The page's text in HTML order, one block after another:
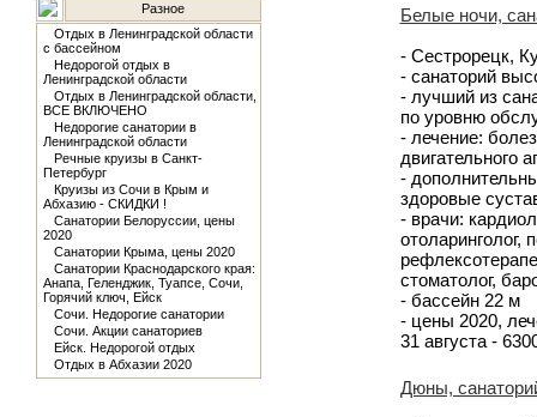
Разное
Отдых в Ленинградской области
с бассейном
Недорогой отдых в
Ленинградской области
Отдых в Ленинградской области,
ВСЕ ВКЛЮЧЕНО
Недорогие санатории в
Ленинградской области
Речные круизы в Санкт-
Петербург
Круизы из Сочи в Крым и
Абхазию - СКИДКИ !
Санатории Белоруссии, цены
2020
Санатории Крыма, цены 2020
Санатории Краснодарского края:
Анапа, Геленджик, Туапсе, Сочи,
Горячий ключ, Ейск
Сочи. Недорогие санатории
Сочи. Акции санаториев
Ейск. Недорогой отдых
Отдых в Абхазии 2020
Белые ночи,
- Сестрорецк,
- санаторий
- лучший из
по уровню
- лечение:
двигательного
-
здоровые
- врачи:
отоларинголог,
стоматолог,
- бассейн 22 м
- цены 2020,
31 августа -
Дюны,